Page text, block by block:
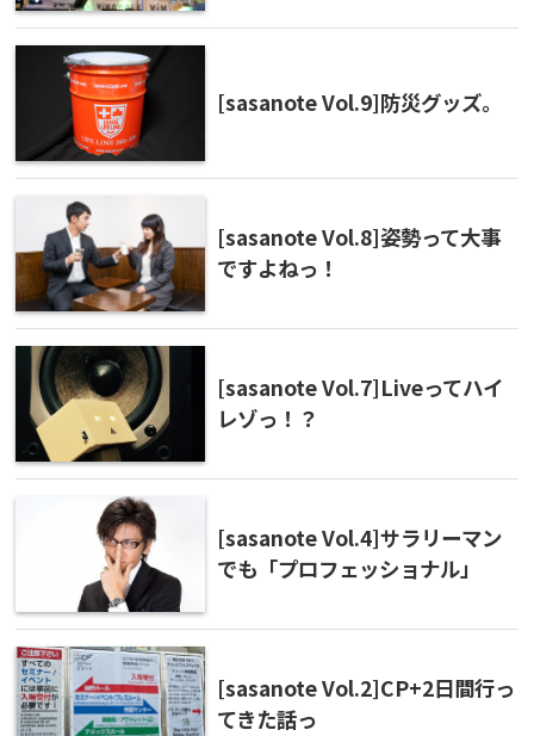
[sasanote Vol.9]防災グッズ。
[sasanote Vol.8]姿勢って大事
ですよねっ！
[sasanote Vol.7]Liveってハイ
レゾっ！？
[sasanote Vol.4]サラリーマン
でも「プロフェッショナル」
[sasanote Vol.2]CP+2日間行っ
てきた話っ